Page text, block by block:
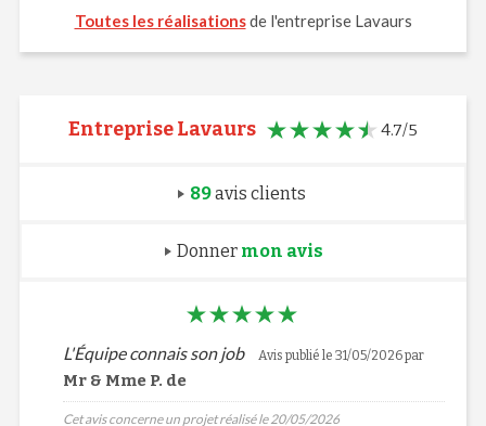
Toutes les réalisationsde l'entreprise Lavaurs
Entreprise Lavaurs 4.7/5
89avis clients
Donner mon avis
L'Équipe connais son job Avis publié le 31/05/2026 par
Mr & Mme P. de
Cet avis concerne un projet réalisé le 20/05/2026